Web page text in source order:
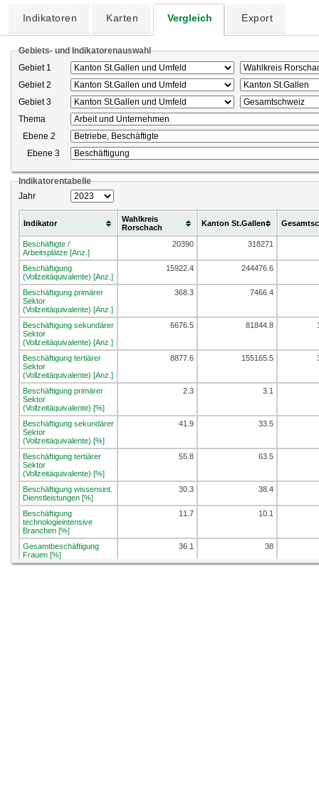
Indikatoren Karten Vergleich Export
Gebiets- und Indikatorenauswahl
Gebiet 1
Gebiet 2
Gebiet 3
Thema
Ebene 2
Ebene 3
Indikatorentabelle
Jahr
Indikator
Wahlkreis
Rorschach
Kanton St.Gallen
Beschäftigte /
Arbeitsplätze [Anz.]
20390 318271
Beschäftigung
(Vollzeitäquivalente) [Anz.]
15922.4 244476.6
Beschäftigung primärer
Sektor
(Vollzeitäquivalente) [Anz.]
368.3 7466.4
Beschäftigung sekundärer
Sektor
(Vollzeitäquivalente) [Anz.]
6676.5 81844.8
Beschäftigung tertiärer
Sektor
(Vollzeitäquivalente) [Anz.]
8877.6 155165.5
Beschäftigung primärer
Sektor
(Vollzeitäquivalente) [%]
2.3 3.1
Beschäftigung sekundärer
Sektor
(Vollzeitäquivalente) [%]
41.9 33.5
Beschäftigung tertiärer
Sektor
(Vollzeitäquivalente) [%]
55.8 63.5
Beschäftigung wissensint.
Dienstleistungen [%]
30.3 38.4
Beschäftigung
technologieintensive
Branchen [%]
11.7 10.1
Gesamtbeschäftigung
Frauen [%]
36.1 38